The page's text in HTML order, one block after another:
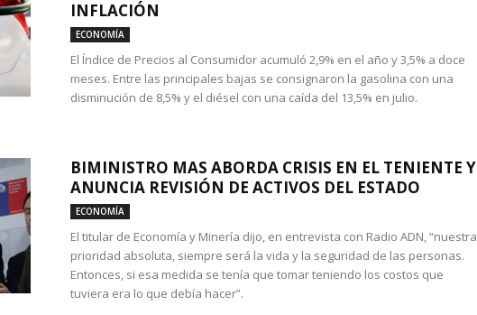
INFLACIÓN
ECONOMÍA
El Índice de Precios al Consumidor acumuló 2,9% en el año y 3,5% a doce
meses. Entre las principales bajas se consignaron la gasolina con una
disminución de 8,5% y el diésel con una caída del 13,5% en julio.
BIMINISTRO MAS ABORDA CRISIS EN EL TENIENTE Y
ANUNCIA REVISIÓN DE ACTIVOS DEL ESTADO
ECONOMÍA
El titular de Economía y Minería dijo, en entrevista con Radio ADN, “nuestra
prioridad absoluta, siempre será la vida y la seguridad de las personas.
Entonces, si esa medida se tenía que tomar teniendo los costos que
tuviera era lo que debía hacer”.